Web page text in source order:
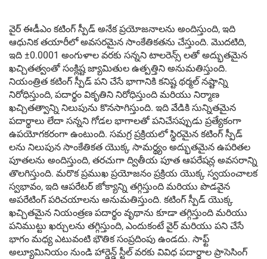
వైర్ ఈడీఎం కటింగ్ స్పీడ్ అనేక ప్రయోజనాలను అందిస్తుంది, ఇది
ఆధునిక తయారీలో అవసరమైన సాంకేతికతను చేస్తుంది. మొదటిది,
ఇది ±0.0001 అంగుళాల వరకు సన్నని టాలరెన్స్ లతో అద్భుతమైన
ఖచ్చితత్వంతో సంక్లిష్ట జ్యామితుల ఉత్పత్తిని అనుమతిస్తుంది.
నియంత్రిత కటింగ్ స్పీడ్ పని చేసే భాగానికి కనిష్ట థర్మల్ నష్టాన్ని
నిరోధిస్తుంది, పదార్థం వికృతిని నిరోధిస్తుంది మరియు నిర్మాణ
ఖచ్చితత్వాన్ని నిలుపును కొనసాగిస్తుంది. ఇది వేడికి సున్నితమైన
పదార్థాలు లేదా సన్నని గోడల భాగాలతో పనిచేసప్పుడు ప్రత్యేకంగా
ఉపయోగకరంగా ఉంటుంది. సమగ్ర ప్రక్రియలో స్థిరమైన కటింగ్ స్పీడ్
లను నిలుపున సాంకేతికత యొక్క సామర్థ్యం అద్భుతమైన ఉపరితల
పూతలను అందిస్తుంది, తరచుగా ద్వితీయ పూత ఆపరేషన్ల అవసరాన్ని
తొలగిస్తుంది. మరొక ప్రముఖ ప్రయోజనం ప్రక్రియ యొక్క స్వయంచాలక
స్వభావం, ఇది ఆపరేటర్ జోక్యాన్ని తగ్గిస్తుంది మరియు పొడవైన
అపరేటింగ్ పరిచయాలను అనుమతిస్తుంది. కటింగ్ స్పీడ్ యొక్క
ఖచ్చితమైన నియంత్రణ పదార్థం వృథాను కూడా తగ్గిస్తుంది మరియు
పనిముట్టు ఖర్చులను తగ్గిస్తుంది, ఎందుకంటే వైర్ మరియు పని చేసే
భాగం మధ్య ఎటువంటి భౌతిక సంప్రదింపు ఉండదు. సాఫ్ట్
అల్యూమినియం నుండి హార్డెన్డ్ స్టీల్ వరకు వివిధ పదార్థాల ప్రాసెసింగ్